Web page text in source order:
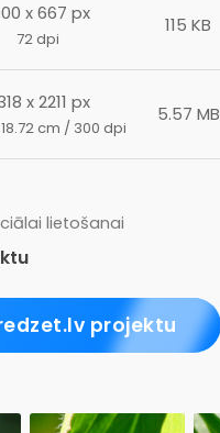
x 667 px
72 dpi
115 KB
x 2211 px
cm / 300 dpi
5.57 MB
lietošanai
projektu